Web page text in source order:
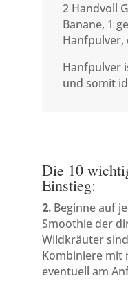
2 Handvoll
Banane, 1
Hanfpulver,
Hanfpulver
und somit
Die 10
Einstieg:
2.Beginne auf
Smoothie der
Wildkräuter
Kombiniere mit
eventuell am